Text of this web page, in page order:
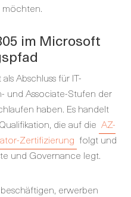
möchten.
im Microsoft
Abschluss für IT-
und Associate-Stufen der
haben. Es handelt
die auf die AZ-
Zertifizierung folgt und
und Governance legt.
erwerben